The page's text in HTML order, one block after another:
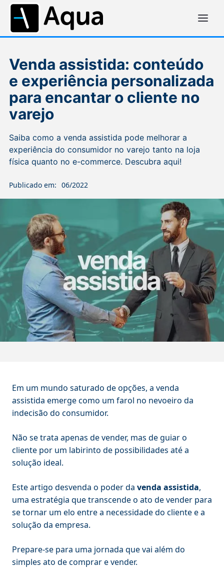
Venda assistida: conteúdo
e experiência personalizada
para encantar o cliente no
varejo
Saiba como a venda assistida pode melhorar a
experiência do consumidor no varejo tanto na loja
física quanto no e-commerce. Descubra aqui!
Publicado em: 06/2022
Em um mundo saturado de opções, a venda
assistida emerge como um farol no nevoeiro da
indecisão do consumidor.
Não se trata apenas de vender, mas de guiar o
cliente por um labirinto de possibilidades até a
solução ideal.
Este artigo desvenda o poder da venda assistida,
uma estratégia que transcende o ato de vender para
se tornar um elo entre a necessidade do cliente e a
solução da empresa.
Prepare-se para uma jornada que vai além do
simples ato de comprar e vender.